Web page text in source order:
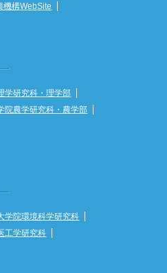
機構WebSite
学研究科・理学部
院農学研究科・農学部
学院環境科学研究科
工学研究科